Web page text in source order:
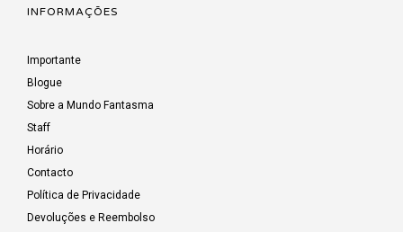
INFORMAÇÕES
Importante
Blogue
Sobre a Mundo Fantasma
Staff
Horário
Contacto
Política de Privacidade
Devoluções e Reembolso